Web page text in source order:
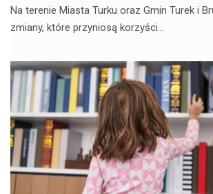
Na terenie Miasta Turku oraz Gmin Turek i
zmiany, które przyniosą korzyści…